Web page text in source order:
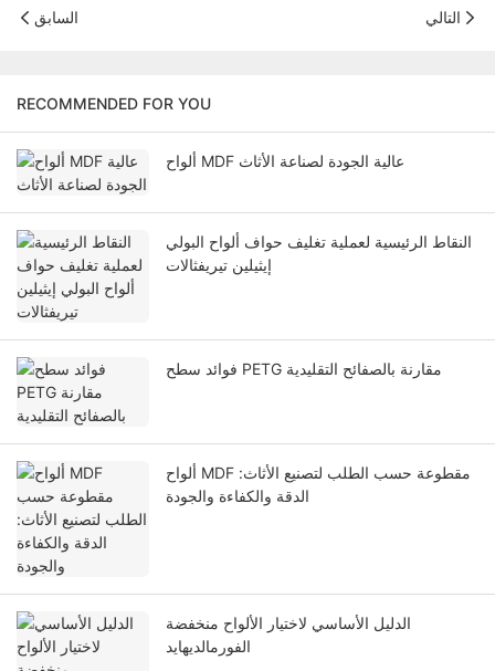
السابق التالي
RECOMMENDED FOR YOU
ألواح MDF عالية الجودة لصناعة الأثاث
النقاط الرئيسية لعملية تغليف حواف ألواح البولي
إيثيلين تيريفثالات
فوائد سطح PETG مقارنة بالصفائح التقليدية
ألواح MDF مقطوعة حسب الطلب لتصنيع الأثاث:
الدقة والكفاءة والجودة
الدليل الأساسي لاختيار الألواح منخفضة
الفورمالديهايد